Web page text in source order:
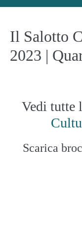
Il Salotto
2023 |
Vedi tutte
Scarica